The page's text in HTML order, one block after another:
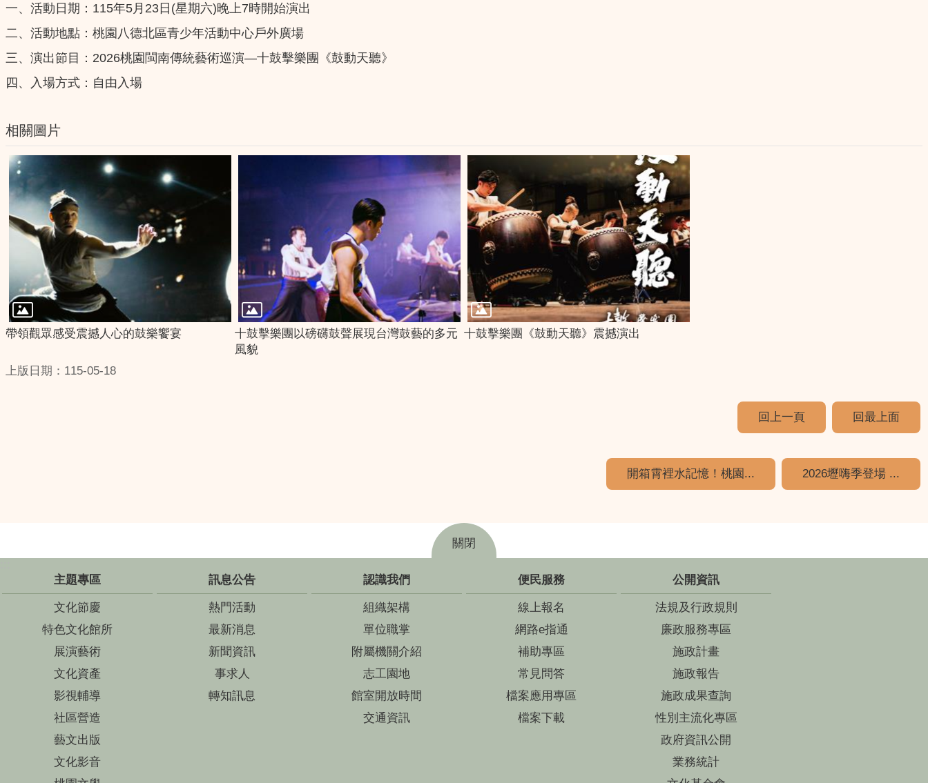
一、活動日期：115年5月23日(星期六)晚上7時開始演出
二、活動地點：桃園八德北區青少年活動中心戶外廣場
三、演出節目：2026桃園閩南傳統藝術巡演—十鼓擊樂團《鼓動天聽》
四、入場方式：自由入場
相關圖片
帶領觀眾感受震撼人心的鼓樂饗宴
十鼓擊樂團以磅礴鼓聲展現台灣鼓藝的多元
風貌
十鼓擊樂團《鼓動天聽》震撼演出
上版日期：115-05-18
回上一頁 回最上面
開箱霄裡水記憶！桃園... 2026壢嗨季登場 ...
關閉
主題專區
文化節慶
特色文化館所
展演藝術
文化資產
影視輔導
社區營造
藝文出版
文化影音
訊息公告
熱門活動
最新消息
新聞資訊
事求人
轉知訊息
認識我們
組織架構
單位職掌
附屬機關介紹
志工園地
館室開放時間
交通資訊
便民服務
線上報名
網路e指通
補助專區
常見問答
檔案應用專區
檔案下載
公開資訊
法規及行政規則
廉政服務專區
施政計畫
施政報告
施政成果查詢
性別主流化專區
政府資訊公開
業務統計